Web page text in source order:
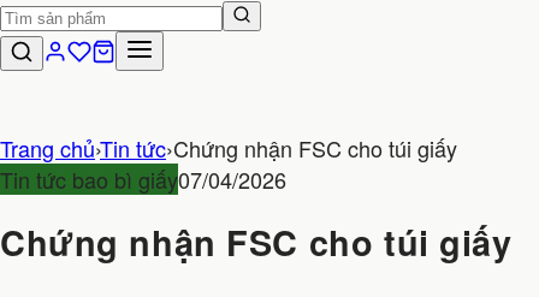
Trang chủ›Tin tức›Chứng nhận FSC cho túi giấy
Tin tức bao bì giấy07/04/2026
Chứng nhận FSC cho túi giấy